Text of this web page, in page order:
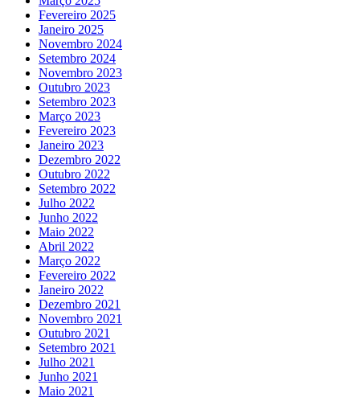
Fevereiro 2025
Janeiro 2025
Novembro 2024
Setembro 2024
Novembro 2023
Outubro 2023
Setembro 2023
Março 2023
Fevereiro 2023
Janeiro 2023
Dezembro 2022
Outubro 2022
Setembro 2022
Julho 2022
Junho 2022
Maio 2022
Abril 2022
Março 2022
Fevereiro 2022
Janeiro 2022
Dezembro 2021
Novembro 2021
Outubro 2021
Setembro 2021
Julho 2021
Junho 2021
Maio 2021